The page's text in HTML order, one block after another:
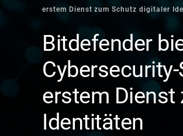
erstem Dienst zum Schutz digitaler
Bitdefender
erstem
Identitäten